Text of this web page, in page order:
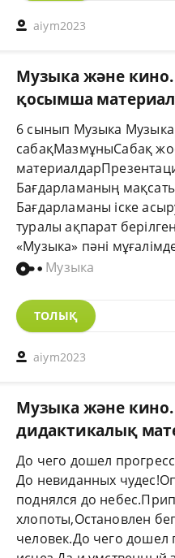
aiym2023
Музыка және
қосымша
6 сынып Музыка
сабақМазмұныСабақ
Бағдарламаның
Бағдарламаны іске
туралы ақпарат
«Музыка» пәні
Музыка
ТОЛЫҚ
aiym2023
Музыка және
дидактикалық
До чего дошел
До невиданных
поднялся до
хлопоты,Остановлен
человек.До чего дошел